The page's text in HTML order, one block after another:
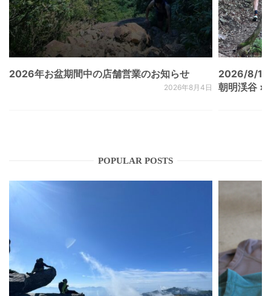
2026年お盆期間中の店舗営業のお知らせ
2026年8月4日
2026/8/
朝明渓谷 ×
POPULAR POSTS